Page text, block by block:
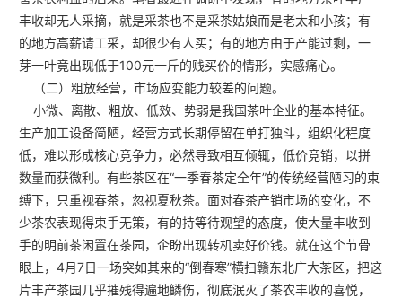
丰收却无人采摘，就是采茶也不是采茶姑娘而是老太和小孩；有
的地方高薪请工采，却很少有人买；有的地方由于产能过剩，一
芽一叶竟出现低于100元一斤的贱买价的情形，实感痛心。
（二）粗放经营，市场应变能力较差的问题。
小微、离散、粗放、低效、势弱是我国茶叶企业的基本特征。
生产加工设备简陋，经营方式长期停留在单打独斗，组织化程度
低，难以形成核心竞争力，必然导致相互倾辄，低价竞销，以拼
数量而获微利。有些茶区在“一季春茶定全年”的传统经营陋习的束
缚下，只重视春茶，忽视夏秋茶。面对春茶产销市场的变化，不
少茶农表现得束手无策，有的持等待观望的态度，使大量丰收到
手的明前茶闲置在茶园，企盼出现转机卖好价钱。就在这个节骨
眼上，4月7日一场突如其来的“倒春寒”横扫赣东北广大茶区，把这
片丰产茶园几乎摧残得遍地鳞伤，彻底泯灭了茶农丰收的喜悦，